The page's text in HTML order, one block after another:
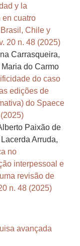
y la
cuatro
Chile y
20 n. 48 (2025)
Carrasqueira,
do Carmo
do caso
edições de
do Spaece
Paixão de
Arruda,
no
interpessoal e
revisão de
n. 48 (2025)
avançada